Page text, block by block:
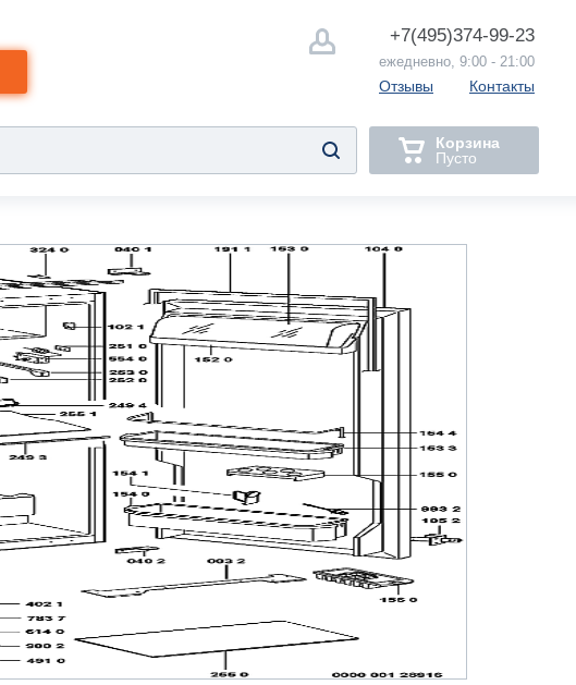
+7(495)374-99-23
ежедневно, 9:00 - 21:00
Отзывы Контакты
Корзина
Пусто